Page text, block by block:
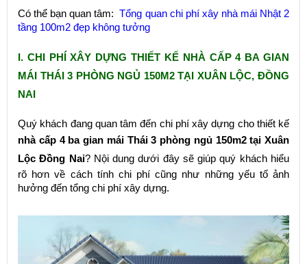
Có thể bạn quan tâm:Tổng quan chi phí xây nhà mái Nhật 2
tầng 100m2 đẹp không tưởng
I. CHI PHÍ XÂY DỰNG THIẾT KẾ NHÀ CẤP 4 BA GIAN
MÁI THÁI 3 PHÒNG NGỦ 150M2 TẠI XUÂN LỘC, ĐỒNG
NAI
Quý khách đang quan tâm đến chi phí xây dựng cho thiết kế
nhà cấp 4 ba gian mái Thái 3 phòng ngủ 150m2 tại Xuân
Lộc Đồng Nai? Nội dung dưới đây sẽ giúp quý khách hiểu
rõ hơn về cách tính chi phí cũng như những yếu tố ảnh
hưởng đến tổng chi phí xây dựng.